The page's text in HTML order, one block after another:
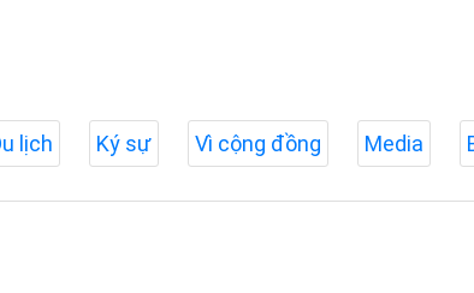
lịch Ký sự Vì cộng đồng Media